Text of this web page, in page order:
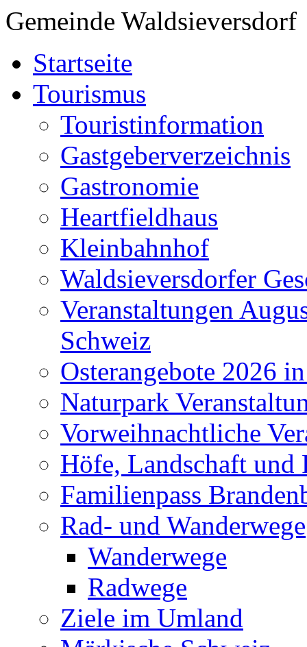
Gemeinde Waldsieversdorf
Startseite
Tourismus
Touristinformation
Gastgeberverzeichnis
Gastronomie
Heartfieldhaus
Kleinbahnhof
Waldsieversdorfer
Veranstaltungen
Schweiz
Osterangebote 2026
Naturpark
Vorweihnachtliche
Höfe, Landschaft und
Familienpass
Rad- und Wanderwege
Wanderwege
Radwege
Ziele im Umland